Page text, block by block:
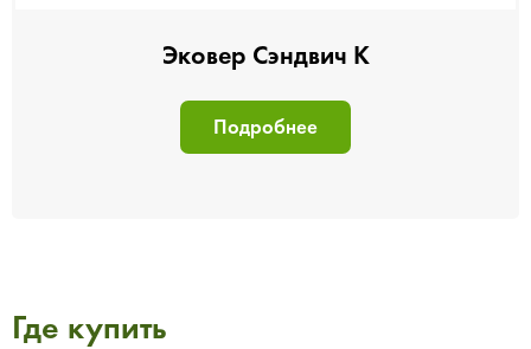
Эковер Сэндвич К
Подробнее
Где купить